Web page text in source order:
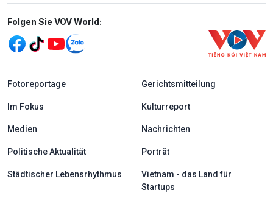
Mạng xã hội
Folgen Sie VOV World:
menu footer tiếng Đức
Fotoreportage Gerichtsmitteilung
Im Fokus Kulturreport
Medien Nachrichten
Politische Aktualität Porträt
Städtischer Lebensrhythmus
Vietnam - das Land für
Startups